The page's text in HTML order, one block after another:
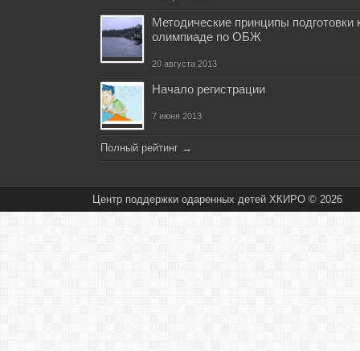
Методические принципы подготовки
олимпиаде по ОБЖ
20 августа 2013
Начало регистрации
7 июня 2013
Полный рейтинг →
Центр поддержки одаренных детей ХКИРО © 2026